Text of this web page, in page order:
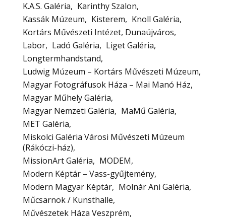
K.A.S. Galéria
Karinthy Szalon
Kassák Múzeum
Kisterem
Knoll Galéria
Kortárs Művészeti Intézet, Dunaújváros
Labor
Ladó Galéria
Liget Galéria
Longtermhandstand
Ludwig Múzeum – Kortárs Művészeti Múzeum
Magyar Fotográfusok Háza – Mai Manó Ház
Magyar Műhely Galéria
Magyar Nemzeti Galéria
MaMű Galéria
MET Galéria
Miskolci Galéria Városi Művészeti Múzeum
(Rákóczi-ház)
MissionArt Galéria
MODEM
Modern Képtár – Vass-gyűjtemény
Modern Magyar Képtár
Molnár Ani Galéria
Műcsarnok / Kunsthalle
Művészetek Háza Veszprém